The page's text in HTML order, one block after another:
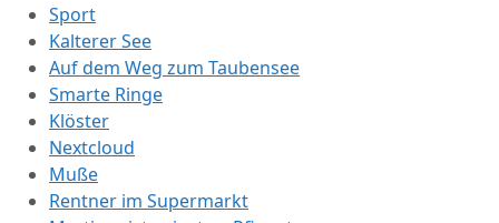
Sport
Kalterer See
Auf dem Weg zum Taubensee
Smarte Ringe
Klöster
Nextcloud
Muße
Rentner im Supermarkt